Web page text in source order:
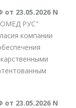
23.05.2026 N
РУС"
компании
23.05.2026 N